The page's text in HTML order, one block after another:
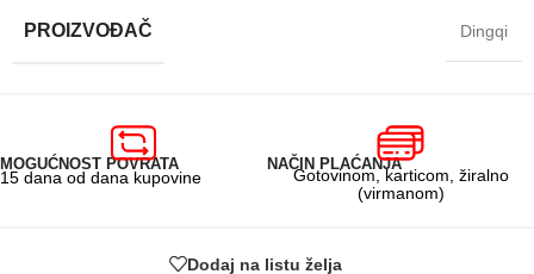
PROIZVOĐAČ Dingqi
MOGUĆNOST POVRATA
15 dana od dana kupovine
NAČIN PLAĆANJA
Gotovinom, karticom, žiralno
(virmanom)
Dodaj na listu želja